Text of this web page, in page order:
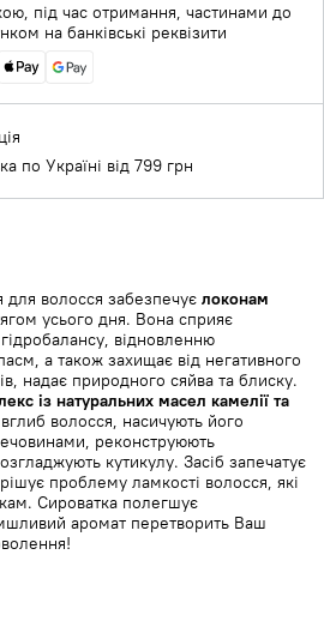
під час отримання, частинами до
на банківські реквізити
по Україні від 799 грн
волосся забезпечує локонам
усього дня. Вона сприяє
відновленню
а також захищає від негативного
надає природного сяйва та блиску.
із натуральних масел камелії та
волосся, насичують його
реконструюють
кутикулу. Засіб запечатує
проблему ламкості волосся, які
Сироватка полегшує
аромат перетворить Ваш